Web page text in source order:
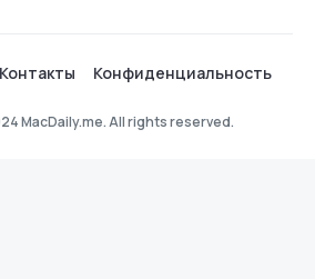
Контакты Конфиденциальность
MacDaily.me. All rights reserved.